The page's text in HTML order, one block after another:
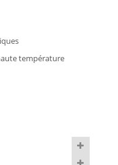
Joints pour
EXTRAFLAME
température